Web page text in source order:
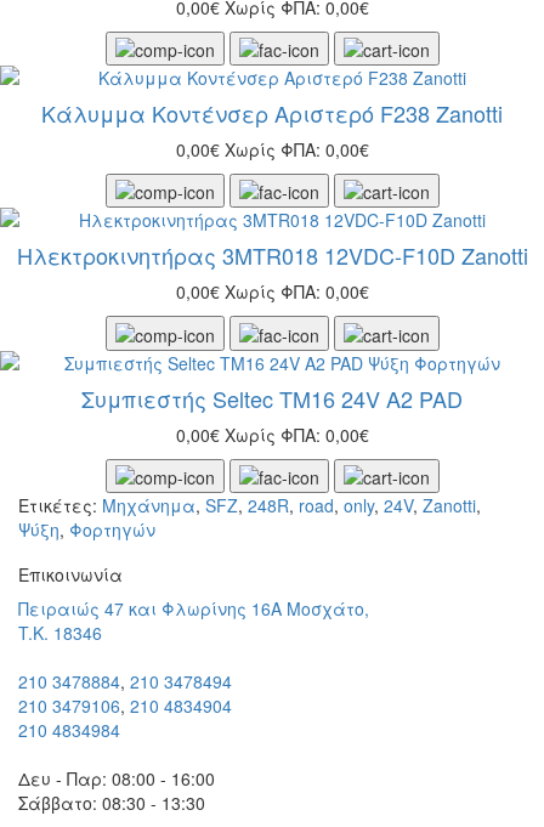
0,00€ Χωρίς ΦΠΑ: 0,00€
Κάλυμμα Κοντένσερ Αριστερό F238 Zanotti
0,00€ Χωρίς ΦΠΑ: 0,00€
Ηλεκτροκινητήρας 3MTR018 12VDC-F10D Zanotti
0,00€ Χωρίς ΦΠΑ: 0,00€
Συμπιεστής Seltec TM16 24V A2 PAD
0,00€ Χωρίς ΦΠΑ: 0,00€
Ετικέτες: Μηχάνημα, SFZ, 248R, road, only, 24V, Zanotti,
Ψύξη, Φορτηγών
Eπικοινωνία
Πειραιώς 47 και Φλωρίνης 16Α Μοσχάτο,
T.K. 18346
210 3478884, 210 3478494
210 3479106, 210 4834904
210 4834984
Δευ - Παρ: 08:00 - 16:00
Σάββατο: 08:30 - 13:30